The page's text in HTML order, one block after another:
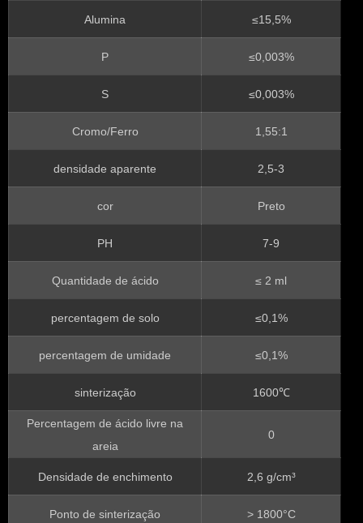
Alumina ≤15,5%
P ≤0,003%
S ≤0,003%
Cromo/Ferro 1,55:1
densidade aparente 2,5-3
cor Preto
PH 7-9
Quantidade de ácido ≤ 2 ml
percentagem de solo ≤0,1%
percentagem de umidade ≤0,1%
sinterização 1600℃
Percentagem de ácido livre na
areia
0
Densidade de enchimento 2,6 g/cm³
Ponto de sinterização > 1800°C